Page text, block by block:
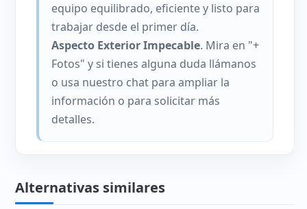
equipo equilibrado, eficiente y listo para
trabajar desde el primer día.
Aspecto Exterior Impecable. Mira en "+
Fotos" y si tienes alguna duda llámanos
o usa nuestro chat para ampliar la
información o para solicitar más
detalles.
Alternativas similares